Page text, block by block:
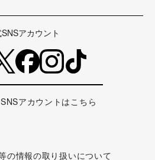
アカウント
アカウントはこちら
の情報の取り扱いについて